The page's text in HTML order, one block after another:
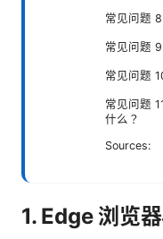
常见问题
常见问题
常见问题
常见问题
什么？
Sources:
1. Edge 浏览